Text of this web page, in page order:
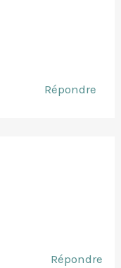
Répondre
Répondre